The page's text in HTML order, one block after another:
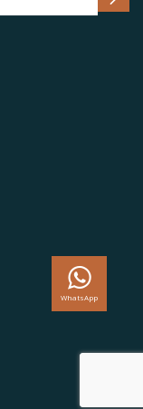
WhatsApp